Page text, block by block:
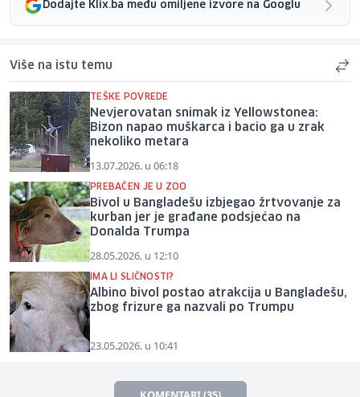
Dodajte Klix.ba među omiljene izvore na Googlu
Više na istu temu
TEŠKE POVREDE
Nevjerovatan snimak iz Yellowstonea:
Bizon napao muškarca i bacio ga u zrak
nekoliko metara
13.07.2026. u 06:18
PREBAČEN JE U ZOO
Bivol u Bangladešu izbjegao žrtvovanje za
kurban jer je građane podsjećao na
Donalda Trumpa
28.05.2026. u 12:10
IMA LI SLIČNOSTI?
Albino bivol postao atrakcija u Bangladešu,
zbog frizure ga nazvali po Trumpu
23.05.2026. u 10:41